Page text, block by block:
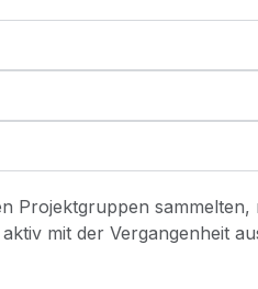
Pro­jekt­grup­pen sam­mel­ten,
mit der Ver­gan­gen­heit